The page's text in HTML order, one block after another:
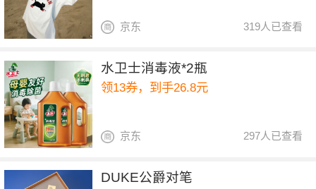
319人已查看
京东
水卫士消毒液*2瓶
领13券，到手26.8元
297人已查看
京东
DUKE公爵对笔